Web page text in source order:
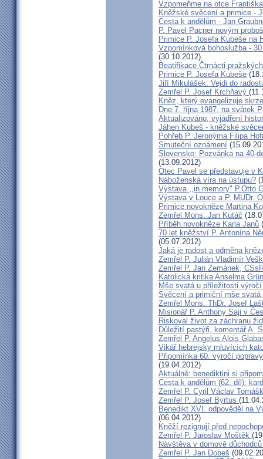
Vzpomeňme na otce
Kněžské svěcení a primice -
Cesta k andělům - Jan
P. Pavel Pacner novým
Primice P. Josefa Kubeše na
Vzpomínková bohoslužba -
(30.10.2012)
Beatifikace Čtrnácti
Primice P. Josefa Kubeše
Jiří Mikulášek: Vejdi do
Zemřel P. Josef Krchňavý
Kněz, který evangelizuje
Dne 7. října 1987, na svátek
Aktualizováno, vyjádření
Jáhen Kubeš - kněžské
Pohřeb P. Jeronýma Filipa
Smuteční oznámení
Slovensko: Pozvánka na 40-
(13.09.2012)
Otec Pavel se představuje v
Náboženská víra na ústupu?
Výstava ,,in memory" P.Otto
Výstava v Louce a P. MUDr.
Primice novokněze Martina
Zemřel Mons. Jan Kutáč
Příběh novokněze Karla Janů
70 let kněžství P. Antonína
(05.07.2012)
Jaká je radost a odměna
Zemřel P. Julián Vladimír
Zemřel P. Jan Zemánek,
Katolická kritika Anselma
Mše svatá u příležitosti
Svěcení a primiční mše
Zemřel Mons. ThDr. Josef
Misionář P. Anthony Saji v
Riskoval život za záchranu
Důležití pastýři, komentář A.
Zemřel P. Angelus Alois
Vikář hebrejsky mluvících
Připomínka 60. výročí
(19.04.2012)
Aktuálně: benediktini si
Cesta k andělům (62. díl):
Zemřel P. Cyril Václav
Zemřel P. Josef Byrtus
Benedikt XVI. odpověděl na
(06.04.2012)
Kněží rezignují před
Zemřel P. Jaroslav Moštěk
Návštěva v domově
Zemřel P. Jan Dobeš